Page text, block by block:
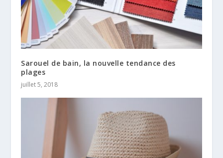
Sarouel de bain, la nouvelle tendance des
plages
juillet 5, 2018